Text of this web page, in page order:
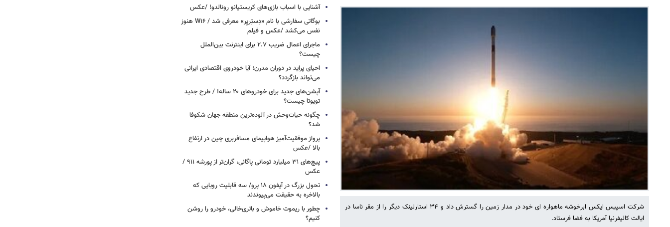
شرکت اسپیس ایکس ابرخوشه ماهواره ای خود در مدار زمین را گسترش داد و ۳۴ استارلینک دیگر را از مقر ناسا در
ایالت کالیفرنیا آمریکا به فضا فرستاد.
آشنایی با اسباب‌ بازی‌های کریستیانو رونالدو! /عکس
بوگاتی سفارشی با نام «دِستِریِر» معرفی شد / W۱۶ هنوز
نفس می‌کشد /عکس و فیلم
ماجرای اعمال ضریب ۲.۷ برای اینترنت بین‌الملل
چیست؟
احیای پراید در دوران مدرن؛ آیا خودروی اقتصادی ایرانی
می‌تواند بازگردد؟
آپشن‌های جدید برای خودروهای ۲۰ ساله! / طرح جدید
تویوتا چیست؟
چگونه حیات‌وحش در آلوده‌ترین منطقه جهان شکوفا
شد؟
پرواز موفقیت‌آمیز هواپیمای مسافربری چین در ارتفاع
بالا /عکس
پیچ‌های ۳۱ میلیارد تومانی پاگانی، گران‌تر از پورشه ۹۱۱ /
عکس
تحول بزرگ در آیفون ۱۸ پرو/ سه قابلیت رویایی که
بالاخره به حقیقت می‌پیوندند
چطور با ریموت خاموش و باتری‌خالی، خودرو را روشن
کنیم؟